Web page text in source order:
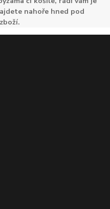
nahoře hned pod